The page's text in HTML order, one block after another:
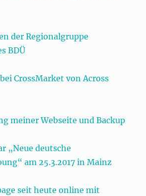
der Regionalgruppe
BDÜ
CrossMarket von Across
meiner Webseite und Backup
„Neue deutsche
am 25.3.2017 in Mainz
seit heute online mit